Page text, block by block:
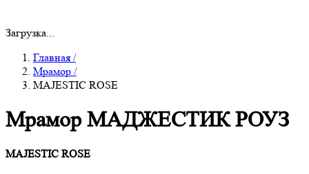
Загрузка...
Главная /
Мрамор /
MAJESTIC ROSE
Мрамор МАДЖЕСТИК РОУЗ
MAJESTIC ROSE